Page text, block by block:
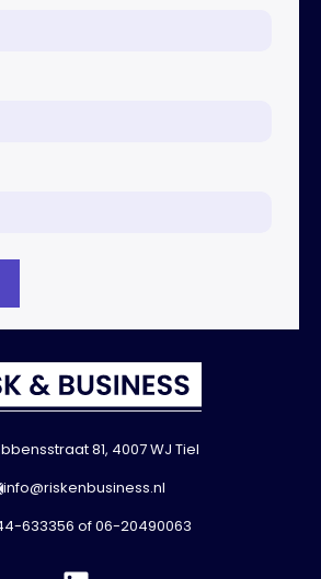
81, 4007 WJ Tiel
info@riskenbusiness.nl
633356 of06-20490063